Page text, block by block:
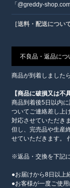
「@greddy-
［送料・配送につい
不良品・返品につ
商品が到着しました
【商品に破損又は不
商品到着後5日以内
ついてご連絡差し上
対応させていただきま
但し、完売品や生産
せていただきます。
※返品・交換を下記
●お届けから8日以上
●お客様が一度ご使